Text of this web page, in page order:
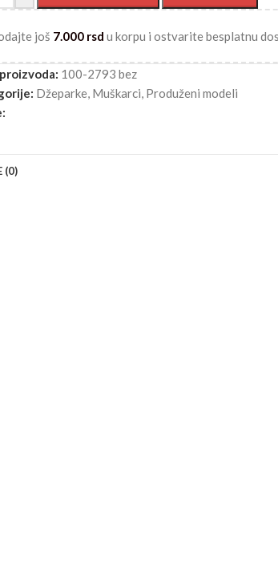
još 7.000 rsd u korpu i ostvarite besplatnu
100-2793 bez
Džeparke, Muškarci, Produženi modeli
(0)